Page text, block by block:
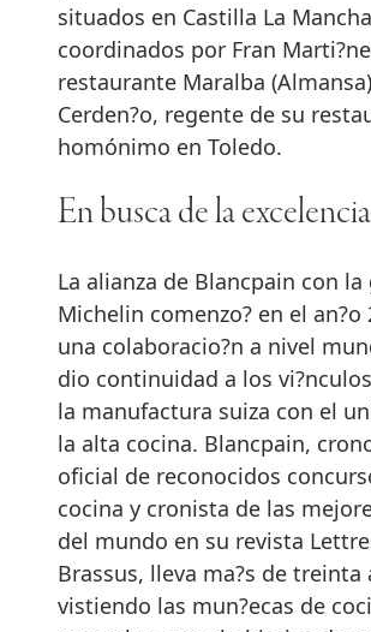
situados en Castilla La
coordinados por Fran
restaurante Maralba
Cerden?o, regente de su
homónimo en Toledo.
En busca de la excelencia
La alianza de Blancpain con la
Michelin comenzo? en el an?o
una colaboracio?n a nivel
dio continuidad a los
la manufactura suiza con el
la alta cocina. Blancpain,
oficial de reconocidos
cocina y cronista de las
del mundo en su revista
Brassus, lleva ma?s de treinta
vistiendo las mun?ecas de